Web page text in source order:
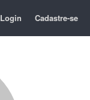
Login Cadastre-se